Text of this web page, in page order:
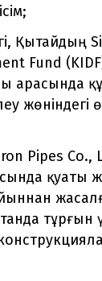
Қытайдың
Fund
арасында
жөніндегі
Pipes Co.,